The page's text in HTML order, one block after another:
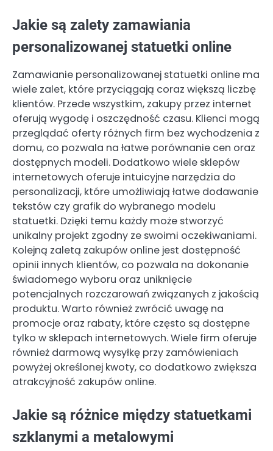
Jakie są zalety zamawiania
personalizowanej statuetki online
Zamawianie personalizowanej statuetki online ma
wiele zalet, które przyciągają coraz większą liczbę
klientów. Przede wszystkim, zakupy przez internet
oferują wygodę i oszczędność czasu. Klienci mogą
przeglądać oferty różnych firm bez wychodzenia z
domu, co pozwala na łatwe porównanie cen oraz
dostępnych modeli. Dodatkowo wiele sklepów
internetowych oferuje intuicyjne narzędzia do
personalizacji, które umożliwiają łatwe dodawanie
tekstów czy grafik do wybranego modelu
statuetki. Dzięki temu każdy może stworzyć
unikalny projekt zgodny ze swoimi oczekiwaniami.
Kolejną zaletą zakupów online jest dostępność
opinii innych klientów, co pozwala na dokonanie
świadomego wyboru oraz uniknięcie
potencjalnych rozczarowań związanych z jakością
produktu. Warto również zwrócić uwagę na
promocje oraz rabaty, które często są dostępne
tylko w sklepach internetowych. Wiele firm oferuje
również darmową wysyłkę przy zamówieniach
powyżej określonej kwoty, co dodatkowo zwiększa
atrakcyjność zakupów online.
Jakie są różnice między statuetkami
szklanymi a metalowymi